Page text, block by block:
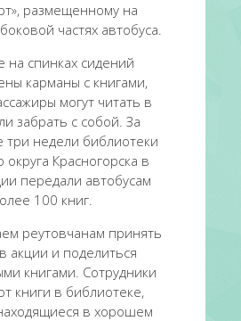
размещенному на
частях автобуса.
на спинках сидений
карманы с книгами,
могут читать в
забрать с собой. За
недели библиотеки
округа Красногорска в
передали автобусам
100 книг.
реутовчанам принять
акции и поделиться
книгами. Сотрудники
книги в библиотеке,
в хорошем